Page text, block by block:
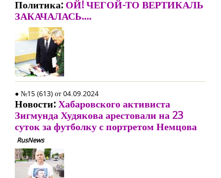
Политика: ОЙ! ЧЕГОЙ-ТО ВЕРТИКАЛЬ
ЗАКАЧАЛАСЬ....
● №15 (613) от 04.09.2024
Новости:Хабаровского активиста
Зигмунда Худякова арестовали на 23
суток за футболку с портретом Немцова
RusNews